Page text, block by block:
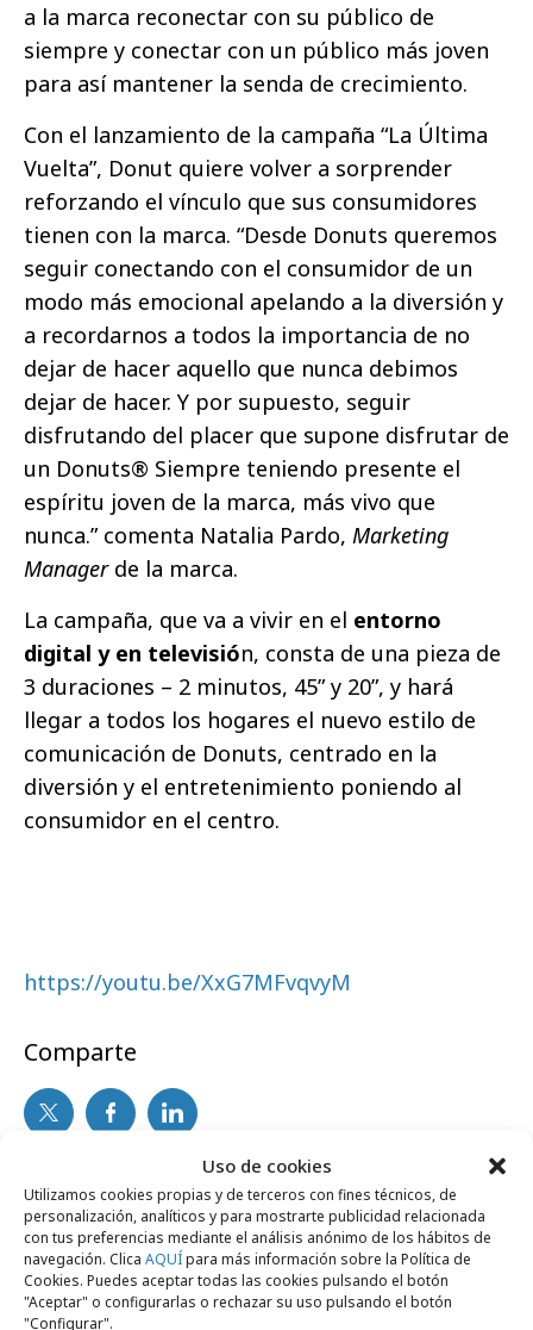
Uso de cookies
Utilizamos cookies propias y de terceros con fines técnicos, de
personalización, analíticos y para mostrarte publicidad relacionada
con tus preferencias mediante el análisis anónimo de los hábitos de
navegación. Clica AQUÍpara más información sobre la Política de
Cookies. Puedes aceptar todas las cookies pulsando el botón
"Aceptar" o configurarlas o rechazar su uso pulsando el botón
"Configurar".
a la marca reconectar con su público de
siempre y conectar con un público más joven
para así mantener la senda de crecimiento.
Con el lanzamiento de la campaña “La Última
Vuelta”, Donut quiere volver a sorprender
reforzando el vínculo que sus consumidores
tienen con la marca. “Desde Donuts queremos
seguir conectando con el consumidor de un
modo más emocional apelando a la diversión y
a recordarnos a todos la importancia de no
dejar de hacer aquello que nunca debimos
dejar de hacer. Y por supuesto, seguir
disfrutando del placer que supone disfrutar de
un Donuts® Siempre teniendo presente el
espíritu joven de la marca, más vivo que
nunca.” comenta Natalia Pardo, Marketing
Managerde la marca.
La campaña, que va a vivir en el entorno
digital y en televisión, consta de una pieza de
3 duraciones – 2 minutos, 45” y 20”, y hará
llegar a todos los hogares el nuevo estilo de
comunicación de Donuts, centrado en la
diversión y el entretenimiento poniendo al
consumidor en el centro.
https://youtu.be/XxG7MFvqvyM
Comparte
Noticias Relacionadas
No se han encontrado noticias relacionadas.